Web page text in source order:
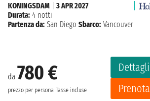
da 780 €
prezzo per persona Tasse incluse
Dettagli
Prenota
KONINGSDAM
3 APR 2027
Durata: 4 notti
Partenza da: San Diego Sbarco: Vancouver